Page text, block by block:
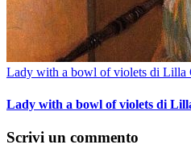
Lady with a bowl of violets di Lilla
Lady with a bowl of violets di
Scrivi un commento